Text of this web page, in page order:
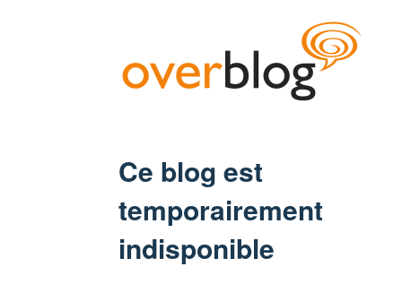
Ce blog est
temporairement
indisponible